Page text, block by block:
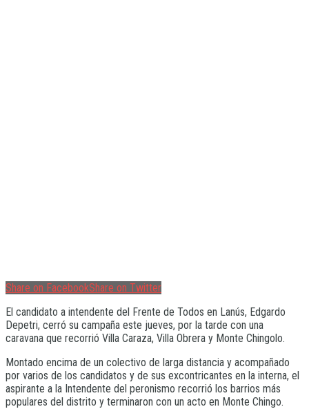
Share on FacebookShare on Twitter
El candidato a intendente del Frente de Todos en Lanús, Edgardo
Depetri, cerró su campaña este jueves, por la tarde con una
caravana que recorrió Villa Caraza, Villa Obrera y Monte Chingolo.
Montado encima de un colectivo de larga distancia y acompañado
por varios de los candidatos y de sus excontricantes en la interna, el
aspirante a la Intendente del peronismo recorrió los barrios más
populares del distrito y terminaron con un acto en Monte Chingo.